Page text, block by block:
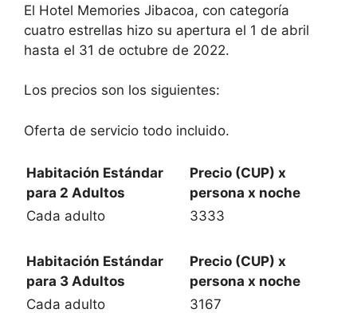
El Hotel Memories Jibacoa, con categoría
cuatro estrellas hizo su apertura el 1 de abril
hasta el 31 de octubre de 2022.
Los precios son los siguientes:
Oferta de servicio todo incluido.
Habitación Estándar
para 2 Adultos
Precio (CUP) x
persona x noche
Cada adulto
3333
Habitación Estándar
para 3 Adultos
Precio (CUP) x
persona x noche
Cada adulto
3167